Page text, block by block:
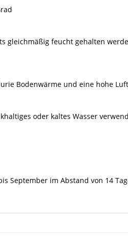
gleichmäßig feucht gehalten
Bodenwärme und eine hohe
oder kaltes Wasser
September im Abstand von 14